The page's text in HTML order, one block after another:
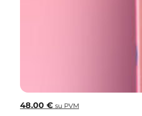
48.00 € su PVM